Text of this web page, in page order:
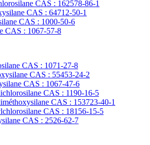
CAS : 162578-86-1
CAS : 64712-50-1
CAS : 1000-50-6
CAS : 1067-57-8
CAS : 1071-27-8
CAS : 55453-24-2
CAS : 1067-47-6
CAS : 1190-16-5
CAS : 153723-40-1
CAS : 18156-15-5
CAS : 2526-62-7